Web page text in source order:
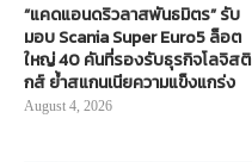
“แคดแอนดริวลาสพันธมิตร” รับ
มอบ Scania Super Euro5 ล็อต
ใหญ่ 40 คันที่รองรับธุรกิจโลจิสติ
กส์ ย้ำสแกนเนียความแข็งแกร่ง
August 4, 2026